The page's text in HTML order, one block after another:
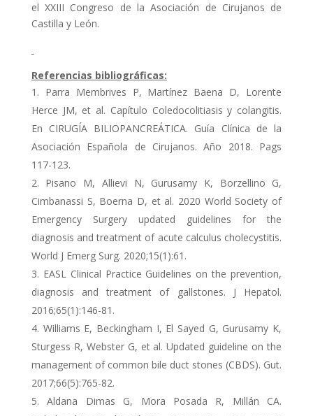
el XXIII Congreso de la Asociación de Cirujanos de
Castilla y León.
Referencias bibliográficas:
Parra Membrives P, Martínez Baena D, Lorente
Herce JM, et al. Capítulo Coledocolitiasis y colangitis.
En CIRUGÍA BILIOPANCREÁTICA. Guía Clínica de la
Asociación Española de Cirujanos. Año 2018. Pags
117-123.
Pisano M, Allievi N, Gurusamy K, Borzellino G,
Cimbanassi S, Boerna D, et al. 2020 World Society of
Emergency Surgery updated guidelines for the
diagnosis and treatment of acute calculus cholecystitis.
World J Emerg Surg. 2020;15(1):61.
EASL Clinical Practice Guidelines on the prevention,
diagnosis and treatment of gallstones. J Hepatol.
2016;65(1):146-81.
Williams E, Beckingham I, El Sayed G, Gurusamy K,
Sturgess R, Webster G, et al. Updated guideline on the
management of common bile duct stones (CBDS). Gut.
2017;66(5):765-82.
Aldana Dimas G, Mora Posada R, Millán CA.